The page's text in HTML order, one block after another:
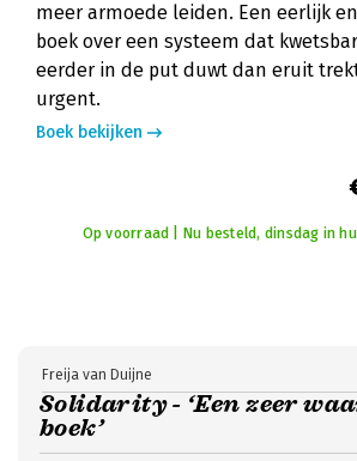
meer armoede leiden. Een eerlijk
boek over een systeem dat
eerder in de put duwt dan eruit
urgent.
Boek bekijken
Op voorraad | Nu besteld, dinsdag in
Solidarity - ‘Een zeer
boek’
Freija van Duijne